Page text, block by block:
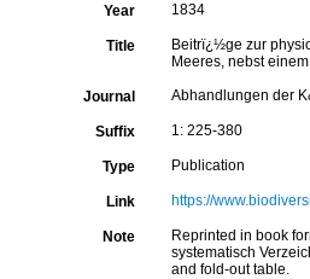
Year 1834
Title
Beitrï¿½ge zur
Meeres, nebst
Journal Abhandlungen der
Suffix 1: 225-380
Type Publication
Link https://
Note
Reprinted in book
systematisch
and fold-out table.